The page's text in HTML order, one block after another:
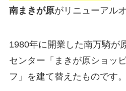
南まきが原がリニューアル
1980年に開業した南万騎が
センター「まきが原ショッ
フ」を建て替えたものです。